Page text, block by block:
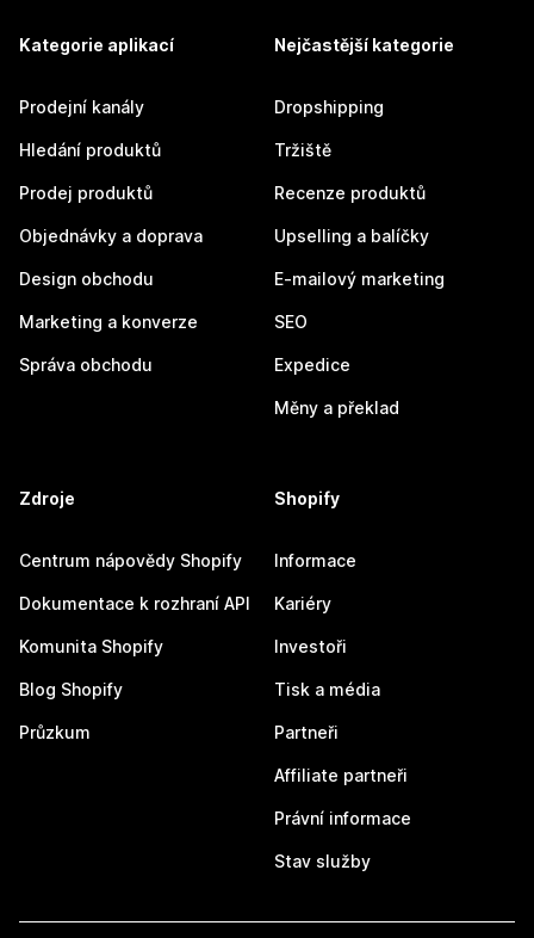
Kategorie aplikací
Prodejní kanály
Hledání produktů
Prodej produktů
Objednávky a doprava
Design obchodu
Marketing a konverze
Správa obchodu
Nejčastější kategorie
Dropshipping
Tržiště
Recenze produktů
Upselling a balíčky
E-mailový marketing
SEO
Expedice
Měny a překlad
Zdroje
Centrum nápovědy Shopify
Dokumentace k rozhraní API
Komunita Shopify
Blog Shopify
Průzkum
Shopify
Informace
Kariéry
Investoři
Tisk a média
Partneři
Affiliate partneři
Právní informace
Stav služby